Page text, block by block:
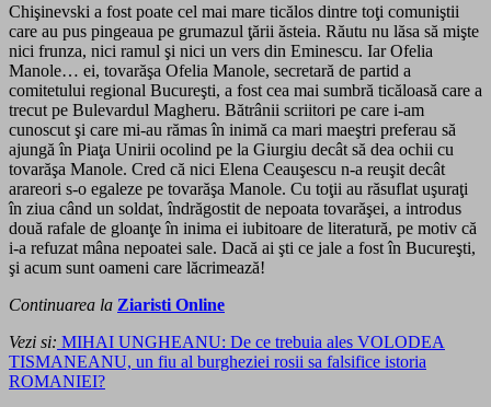
Chişinevski a fost poate cel mai mare ticălos dintre toţi comuniştii
care au pus pingeaua pe grumazul ţării ăsteia. Răutu nu lăsa să mişte
nici frunza, nici ramul şi nici un vers din Eminescu. Iar Ofelia
Manole… ei, tovarăşa Ofelia Manole, secretară de partid a
comitetului regional Bucu­reşti, a fost cea mai sumbră ticăloasă care a
trecut pe Bulevardul Magheru. Bătrânii scriitori pe care i-am
cunoscut şi care mi-au rămas în inimă ca mari maeştri preferau să
ajun­gă în Piaţa Unirii ocolind pe la Giurgiu decât să dea ochii cu
tovarăşa Manole. Cred că nici Elena Ceauşescu n-a reuşit decât
arareori s-o egaleze pe tovarăşa Manole. Cu toţii au răsuflat uşuraţi
în ziua când un soldat, îndrăgostit de nepoata tovarăşei, a introdus
două rafale de gloanţe în inima ei iubitoare de literatură, pe motiv că
i-a refuzat mâna nepoatei sale. Dacă ai şti ce jale a fost în Bucureşti,
şi acum sunt oameni care lăcrimează!
Continuarea la Ziaristi Online
Vezi si: MIHAI UNGHEANU: De ce trebuia ales VOLODEA
TISMANEANU, un fiu al burgheziei rosii sa falsifice istoria
ROMANIEI?